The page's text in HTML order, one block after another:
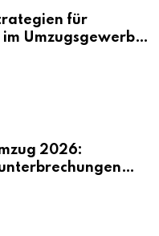
für
Umzugsgewerbe
2026: